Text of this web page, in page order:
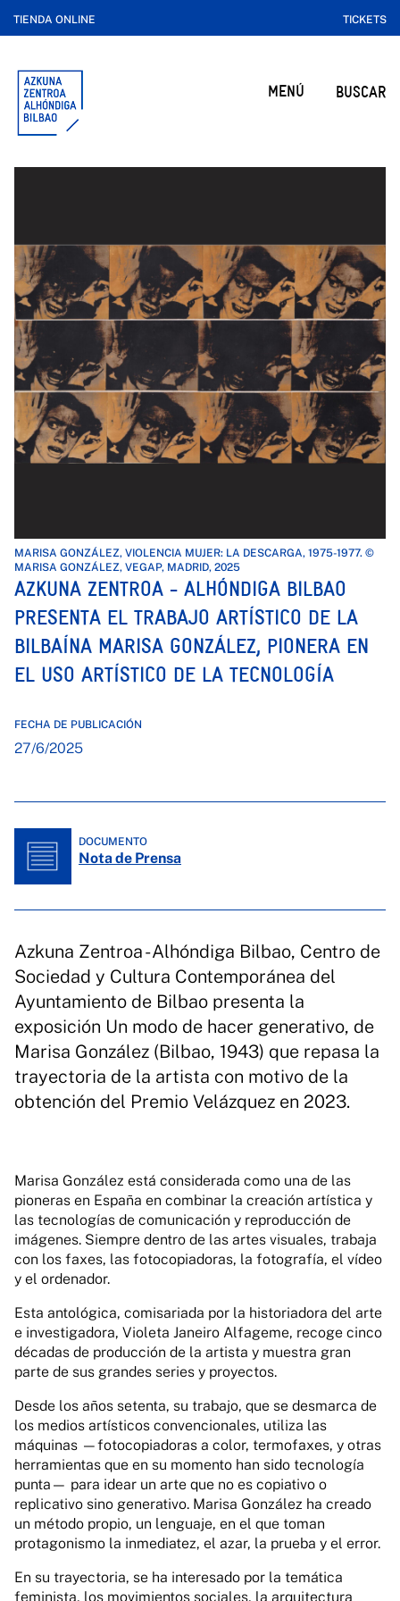
TIENDA ONLINE TICKETS
MENÚ BUSCAR
MARISA GONZÁLEZ, VIOLENCIA MUJER: LA DESCARGA, 1975-1977. ©
MARISA GONZÁLEZ, VEGAP, MADRID, 2025
AZKUNA ZENTROA - ALHÓNDIGA BILBAO
PRESENTA EL TRABAJO ARTÍSTICO DE LA
BILBAÍNA MARISA GONZÁLEZ, PIONERA EN
EL USO ARTÍSTICO DE LA TECNOLOGÍA
FECHA DE PUBLICACIÓN
27/6/2025
DOCUMENTO
Nota de Prensa
Azkuna Zentroa - Alhóndiga Bilbao, Centro de
Sociedad y Cultura Contemporánea del
Ayuntamiento de Bilbao presenta la
exposición Un modo de hacer generativo, de
Marisa González (Bilbao, 1943) que repasa la
trayectoria de la artista con motivo de la
obtención del Premio Velázquez en 2023.
Marisa González está considerada como una de las
pioneras en España en combinar la creación artística y
las tecnologías de comunicación y reproducción de
imágenes. Siempre dentro de las artes visuales, trabaja
con los faxes, las fotocopiadoras, la fotografía, el vídeo
y el ordenador.
Esta antológica, comisariada por la historiadora del arte
e investigadora, Violeta Janeiro Alfageme, recoge cinco
décadas de producción de la artista y muestra gran
parte de sus grandes series y proyectos.
Desde los años setenta, su trabajo, que se desmarca de
los medios artísticos convencionales, utiliza las
máquinas —fotocopiadoras a color, termofaxes, y otras
herramientas que en su momento han sido tecnología
punta— para idear un arte que no es copiativo o
replicativo sino generativo. Marisa González ha creado
un método propio, un lenguaje, en el que toman
protagonismo la inmediatez, el azar, la prueba y el error.
En su trayectoria, se ha interesado por la temática
feminista, los movimientos sociales, la arquitectura